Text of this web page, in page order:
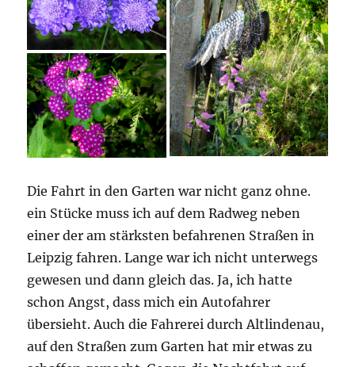
Die Fahrt in den Garten war nicht ganz ohne.
ein Stücke muss ich auf dem Radweg neben
einer der am stärksten befahrenen Straßen in
Leipzig fahren. Lange war ich nicht unterwegs
gewesen und dann gleich das. Ja, ich hatte
schon Angst, dass mich ein Autofahrer
übersieht. Auch die Fahrerei durch Altlindenau,
auf den Straßen zum Garten hat mir etwas zu